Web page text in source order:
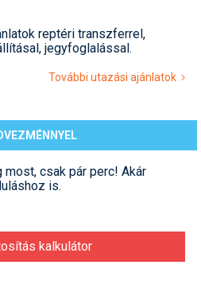
reptéri transzferrel,
jegyfoglalással.
További utazási ajánlatok
most, csak pár perc! Akár
is.
kalkulátor